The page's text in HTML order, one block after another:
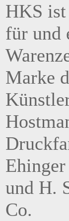
HKS
für und
Marke
und H.
Co.